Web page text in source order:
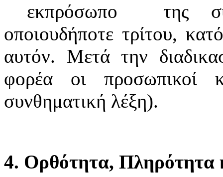
εκπρόσωπο της
οποιουδήποτε τρίτου,
αυτόν. Μετά την
φορέα οι προσωπικοί
συνθηματική λέξη).
4. Ορθότητα, Πληρότητα